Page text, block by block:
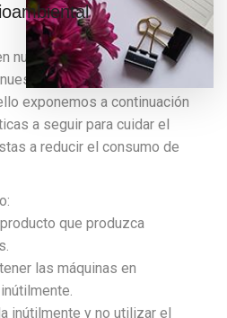
nuestra Misión, queremos
compromiso
exponemos a continuación
a seguir para cuidar el
a reducir el consumo de
que produzca
las máquinas en
inútilmente y no utilizar el